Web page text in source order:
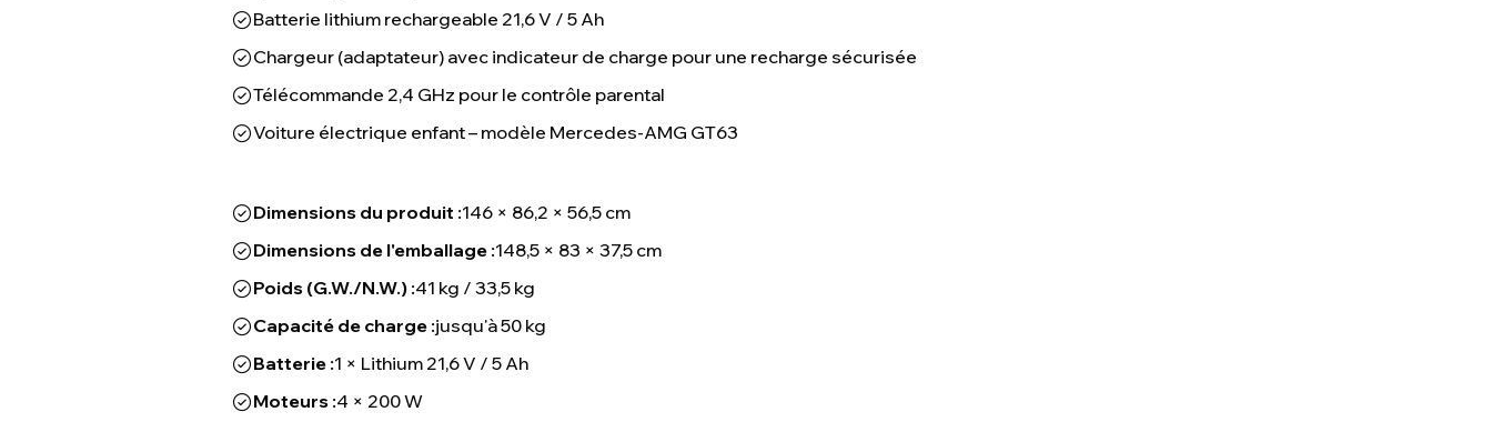
Batterie lithium rechargeable 21,6 V / 5 Ah
Chargeur (adaptateur) avec indicateur de charge pour une recharge sécurisée
Télécommande 2,4 GHz pour le contrôle parental
Voiture électrique enfant – modèle Mercedes-AMG GT63
Dimensions du produit :146 × 86,2 × 56,5 cm
Dimensions de l'emballage :148,5 × 83 × 37,5 cm
Poids (G.W./N.W.) :41 kg / 33,5 kg
Capacité de charge :jusqu'à 50 kg
Batterie :1 × Lithium 21,6 V / 5 Ah
Moteurs :4 × 200 W